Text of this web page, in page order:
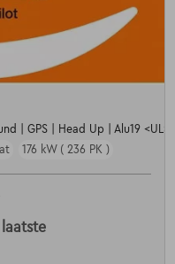
| GPS | Head Up | Alu19
176 kW ( 236 PK )